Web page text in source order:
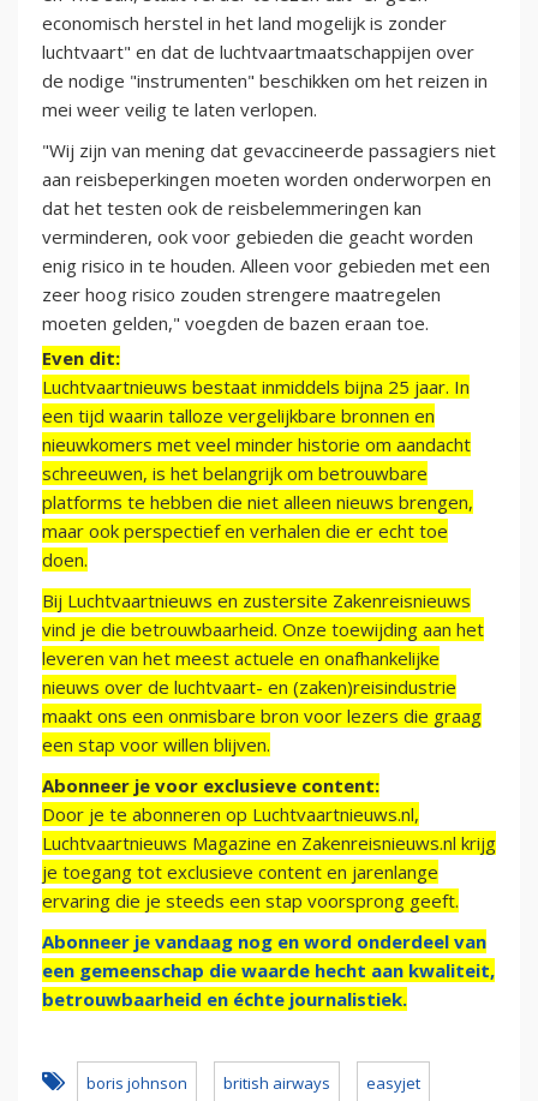
economisch herstel in het land mogelijk is zonder
luchtvaart" en dat de luchtvaartmaatschappijen over
de nodige "instrumenten" beschikken om het reizen in
mei weer veilig te laten verlopen.
"Wij zijn van mening dat gevaccineerde passagiers niet
aan reisbeperkingen moeten worden onderworpen en
dat het testen ook de reisbelemmeringen kan
verminderen, ook voor gebieden die geacht worden
enig risico in te houden. Alleen voor gebieden met een
zeer hoog risico zouden strengere maatregelen
moeten gelden," voegden de bazen eraan toe.
Even dit:
Luchtvaartnieuws bestaat inmiddels bijna 25 jaar. In
een tijd waarin talloze vergelijkbare bronnen en
nieuwkomers met veel minder historie om aandacht
schreeuwen, is het belangrijk om betrouwbare
platforms te hebben die niet alleen nieuws brengen,
maar ook perspectief en verhalen die er echt toe
doen.
Bij Luchtvaartnieuws en zustersite Zakenreisnieuws
vind je die betrouwbaarheid. Onze toewijding aan het
leveren van het meest actuele en onafhankelijke
nieuws over de luchtvaart- en (zaken)reisindustrie
maakt ons een onmisbare bron voor lezers die graag
een stap voor willen blijven.
Abonneer je voor exclusieve content:
Door je te abonneren op Luchtvaartnieuws.nl,
Luchtvaartnieuws Magazine en Zakenreisnieuws.nl krijg
je toegang tot exclusieve content en jarenlange
ervaring die je steeds een stap voorsprong geeft.
Abonneer je vandaag nog en word onderdeel van
een gemeenschap die waarde hecht aan kwaliteit,
betrouwbaarheid en échte journalistiek.
boris johnson british airways easyjet